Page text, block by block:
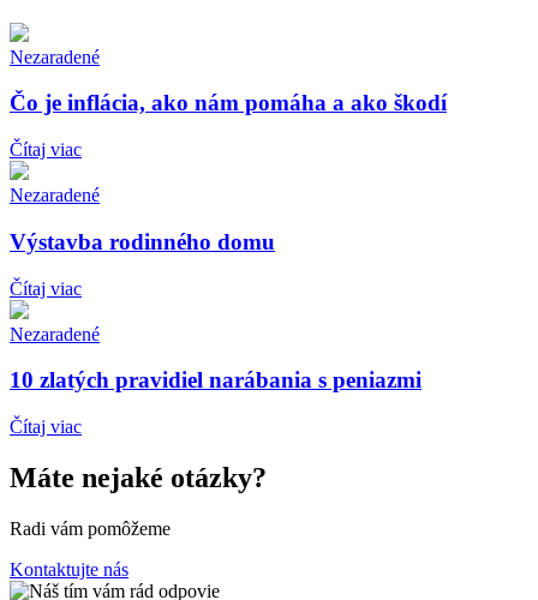
Nezaradené
Čo je inflácia, ako nám pomáha a ako škodí
Čítaj viac
Nezaradené
Výstavba rodinného domu
Čítaj viac
Nezaradené
10 zlatých pravidiel narábania s peniazmi
Čítaj viac
Máte nejaké otázky?
Radi vám pomôžeme
Kontaktujte nás